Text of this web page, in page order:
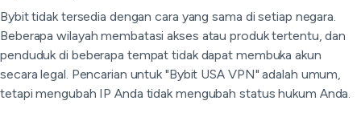
Bybit tidak tersedia dengan cara yang sama di setiap negara.
Beberapa wilayah membatasi akses atau produk tertentu, dan
penduduk di beberapa tempat tidak dapat membuka akun
secara legal. Pencarian untuk "Bybit USA VPN" adalah umum,
tetapi mengubah IP Anda tidak mengubah status hukum Anda.